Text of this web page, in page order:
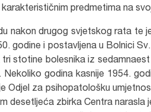
predmetima na
nakon drugog svjetskog rata te
godine i postavljena u Bolnici
stotine bolesnika iz
Nekoliko godina kasnije 1954.
Odjel za psihopatološku
desetljeća zbirka Centra